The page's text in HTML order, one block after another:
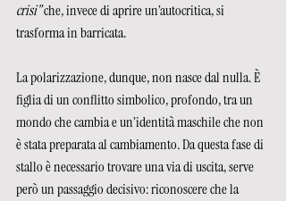
crisi” che, invece di aprire un’autocritica, si
trasforma in barricata.
La polarizzazione, dunque, non nasce dal nulla. È
figlia di un conflitto simbolico, profondo, tra un
mondo che cambia e un’identità maschile che non
è stata preparata al cambiamento. Da questa fase di
stallo è necessario trovare una via di uscita, serve
però un passaggio decisivo: riconoscere che la